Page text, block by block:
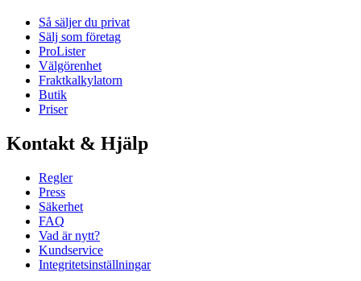
Så säljer du privat
Sälj som företag
ProLister
Välgörenhet
Fraktkalkylatorn
Butik
Priser
Kontakt & Hjälp
Regler
Press
Säkerhet
FAQ
Vad är nytt?
Kundservice
Integritetsinställningar